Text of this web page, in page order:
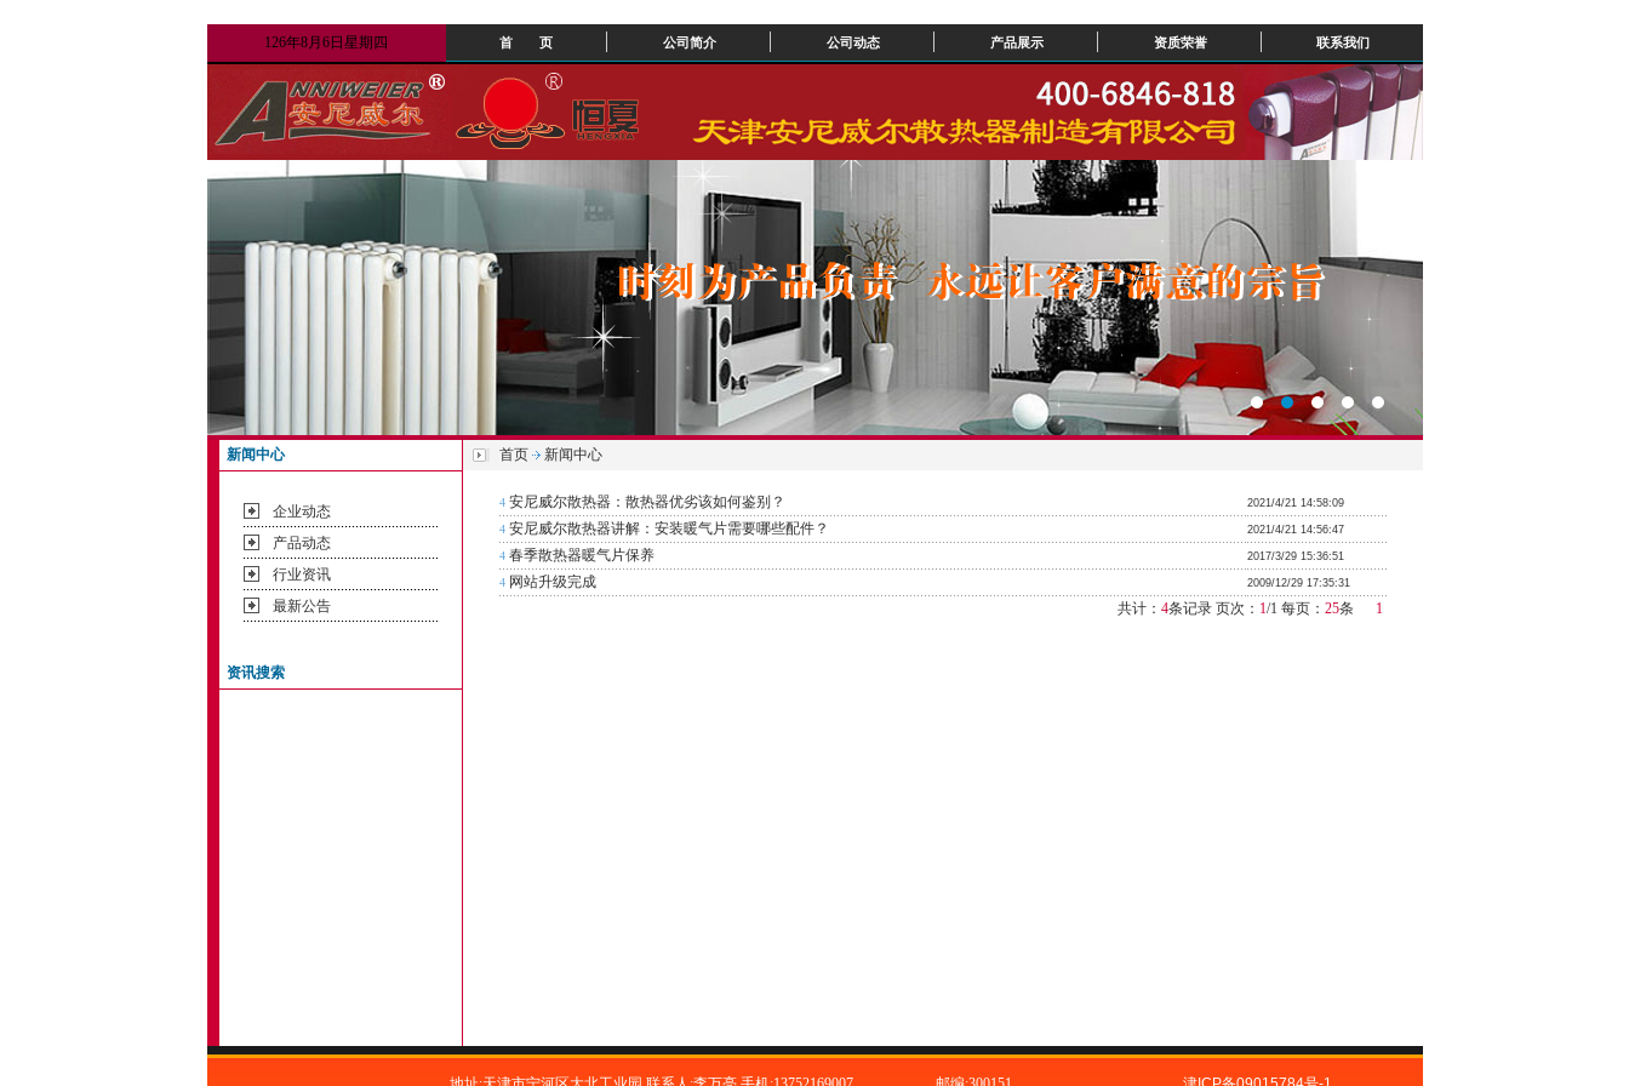
126年8月6日星期四 首 页 公司简介 公司动态 产品展示 资质荣誉 联系我们
新闻中心
企业动态
产品动态
行业资讯
最新公告
资讯搜索
首页 新闻中心
4 安尼威尔散热器：散热器优劣该如何鉴别？ 2021/4/21 14:58:09
4 安尼威尔散热器讲解：安装暖气片需要哪些配件？ 2021/4/21 14:56:47
4 春季散热器暖气片保养 2017/3/29 15:36:51
4 网站升级完成 2009/12/29 17:35:31
共计： 4条记录 页次： 1/1 每页： 25条 1